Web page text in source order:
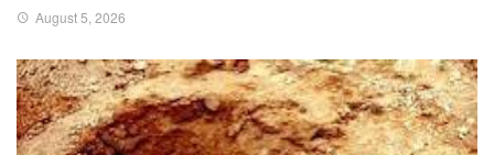
August 5, 2026